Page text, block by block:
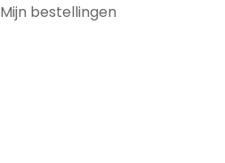
Mijn bestellingen